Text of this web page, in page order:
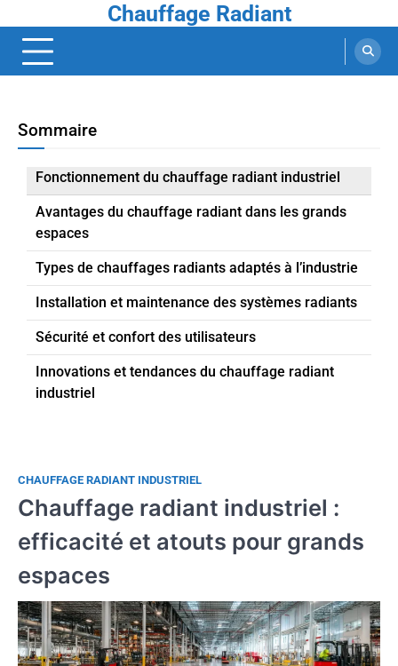
to
content
Chauffage Radiant
CHAUFFAGE RADIANT INDUSTRIEL
Chauffage radiant industriel :
efficacité et atouts pour grands
espaces
Sommaire
Fonctionnement du chauffage radiant industriel
Avantages du chauffage radiant dans les grands
espaces
Types de chauffages radiants adaptés à l’industrie
Installation et maintenance des systèmes radiants
Sécurité et confort des utilisateurs
Innovations et tendances du chauffage radiant
industriel